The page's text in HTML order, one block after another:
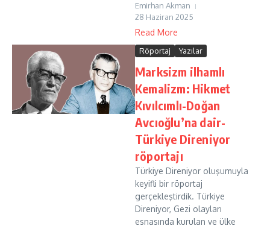
Emirhan Akman
28 Haziran 2025
Read More
Röportaj Yazılar
Marksizm ilhamlı
Kemalizm: Hikmet
Kıvılcımlı-Doğan
Avcıoğlu’na dair-
Türkiye Direniyor
röportajı
Türkiye Direniyor oluşumuyla
keyifli bir röportaj
gerçekleştirdik. Türkiye
Direniyor, Gezi olayları
esnasında kurulan ve ülke